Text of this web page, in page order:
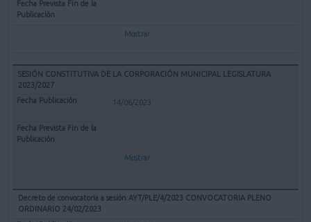
Mostrar
SESIÓN CONSTITUTIVA DE LA CORPORACIÓN MUNICIPAL LEGISLATURA
2023/2027
14/06/2023
Mostrar
Decreto de convocatoria a sesión AYT/PLE/4/2023 CONVOCATORIA PLENO
ORDINARIO 24/02/2023